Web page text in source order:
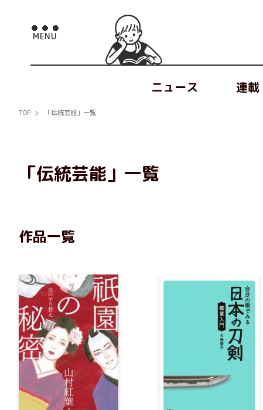
ニュース 連載
TOP 「伝統芸能」一覧
「伝統芸能」一覧
作品一覧